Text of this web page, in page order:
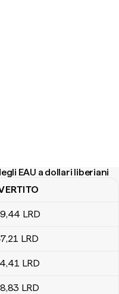
EAU a dollari liberiani
EAU a dollari liberiani
,44 LRD
,21 LRD
,41 LRD
,83 LRD